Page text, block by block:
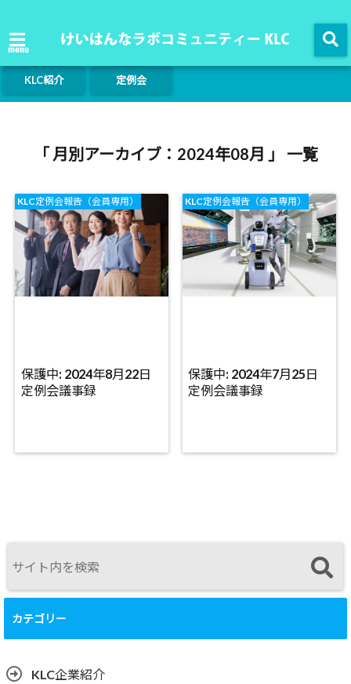
menu
KLC紹介 定例会
「 月別アーカイブ：2024年08月 」 一覧
KLC定例会報告（会員専用）
保護中: 2024年8月22日
定例会議事録
KLC定例会報告（会員専用）
保護中: 2024年7月25日
定例会議事録
カテゴリー
KLC企業紹介